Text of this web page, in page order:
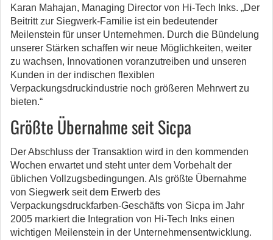
Karan Mahajan, Managing Director von Hi-Tech Inks. „Der
Beitritt zur Siegwerk-Familie ist ein bedeutender
Meilenstein für unser Unternehmen. Durch die Bündelung
unserer Stärken schaffen wir neue Möglichkeiten, weiter
zu wachsen, Innovationen voranzutreiben und unseren
Kunden in der indischen flexiblen
Verpackungsdruckindustrie noch größeren Mehrwert zu
bieten.“
Größte Übernahme seit Sicpa
Der Abschluss der Transaktion wird in den kommenden
Wochen erwartet und steht unter dem Vorbehalt der
üblichen Vollzugsbedingungen. Als größte Übernahme
von Siegwerk seit dem Erwerb des
Verpackungsdruckfarben-Geschäfts von Sicpa im Jahr
2005 markiert die Integration von Hi-Tech Inks einen
wichtigen Meilenstein in der Unternehmensentwicklung.